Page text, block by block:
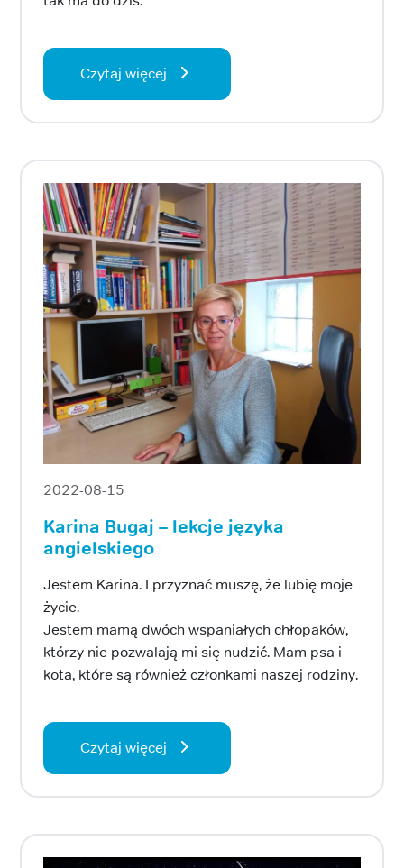
Czytaj więcej
2022-08-15
Karina Bugaj – lekcje języka
angielskiego
Jestem Karina. I przyznać muszę, że lubię moje
życie.
Jestem mamą dwóch wspaniałych chłopaków,
którzy nie pozwalają mi się nudzić. Mam psa i
kota, które są również członkami naszej rodziny.
Czytaj więcej